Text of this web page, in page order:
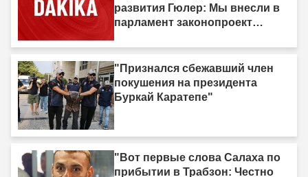
развития Гюлер: Мы внесли в
парламент законопроект
360 подписями."
"Признался сбежавший член
покушения на президента
Буркай Каратепе"
"Вот первые слова Салаха по
прибытии в Трабзон: Честно